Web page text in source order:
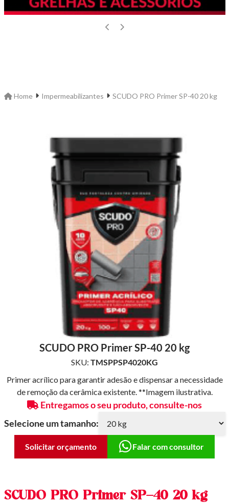
Home Impermeabilizantes SCUDO PRO Primer SP-40 20 kg
SCUDO PRO Primer SP-40 20 kg
SKU: TMSPPSP4020KG
Primer acrílico para garantir adesão e dispensar a necessidade
de remoção da cerâmica existente. **Imagem ilustrativa.
Entregamos o seu produto, consulte-nos
Selecione um tamanho:
Solicitar orçamento Falar com consultor
SCUDO PRO Primer SP-40 20 kg